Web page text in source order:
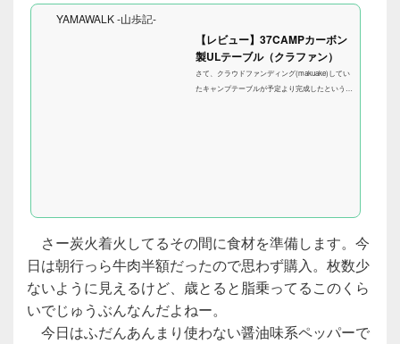
YAMAWALK -山歩記-
【レビュー】37CAMPカーボン
製ULテーブル（クラファン）
さて、クラウドファンディング(makuake)してい
たキャンプテーブルが予定より完成したというこ
めちゃくちゃ軽...
さー炭火着火してるその間に食材を準備します。今
日は朝行っら牛肉半額だったので思わず購入。枚数少
ないように見えるけど、歳とると脂乗ってるこのくら
いでじゅうぶんなんだよねー。
今日はふだんあんまり使わない醤油味系ペッパーで